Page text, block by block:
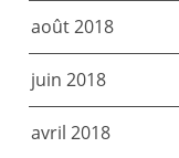
août 2018
juin 2018
avril 2018